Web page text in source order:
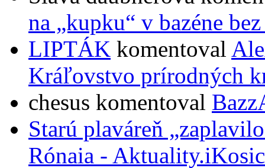
na „kupku“ v bazéne
LIPTÁK komentoval
Kráľovstvo prírodných
chesus komentoval
Starú plaváreň
Rónaia -